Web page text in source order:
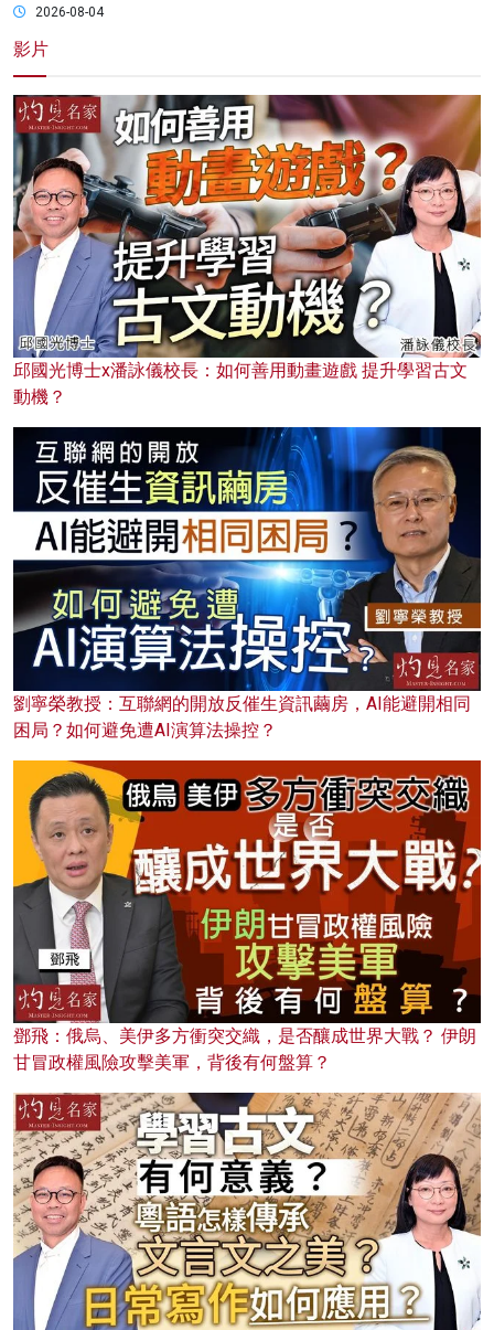
2026-08-04
影片
邱國光博士x潘詠儀校長：如何善用動畫遊戲 提升學習古文
動機？
劉寧榮教授：互聯網的開放反催生資訊繭房，AI能避開相同
困局？如何避免遭AI演算法操控？
鄧飛：俄烏、美伊多方衝突交織，是否釀成世界大戰？ 伊朗
甘冒政權風險攻擊美軍，背後有何盤算？